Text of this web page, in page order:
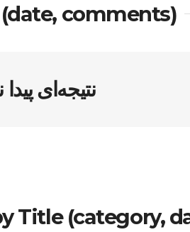
comments)
نتیجه‌ای
Title (category,